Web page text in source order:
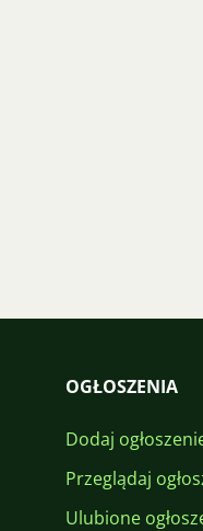
OGŁOSZENIA
Dodaj
Przeglądaj
Ulubione